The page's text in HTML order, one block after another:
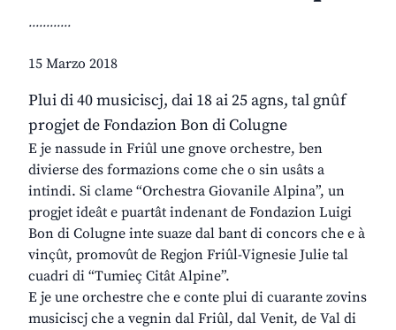
............
15 Marzo 2018
Plui di 40 musiciscj, dai 18 ai 25 agns, tal gnûf
progjet de Fondazion Bon di Colugne
E je nassude in Friûl une gnove orchestre, ben
divierse des formazions come che o sin usâts a
intindi. Si clame “Orchestra Giovanile Alpina”, un
progjet ideât e puartât indenant de Fondazion Luigi
Bon di Colugne inte suaze dal bant di concors che e à
vinçût, promovût de Regjon Friûl-Vignesie Julie tal
cuadri di “Tumieç Citât Alpine”.
E je une orchestre che e conte plui di cuarante zovins
musiciscj che a vegnin dal Friûl, dal Venit, de Val di